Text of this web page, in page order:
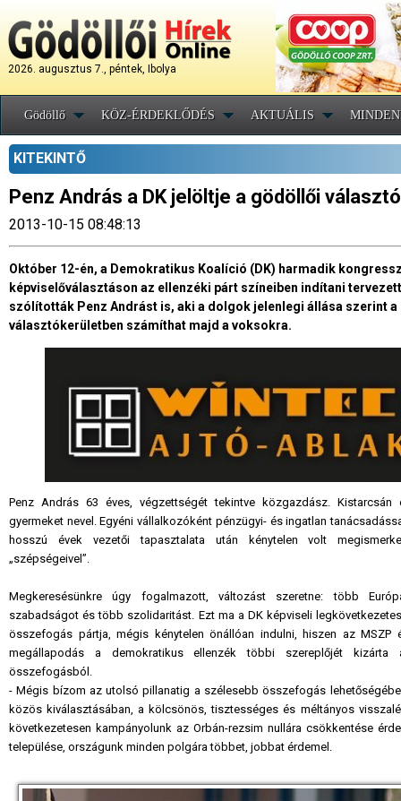
2026. augusztus 7., péntek, Ibolya
Gödöllő KÖZ-ÉRDEKLŐDÉS AKTUÁLIS
KITEKINTŐ
Penz András a DK jelöltje a gödöllői
2013-10-15 08:48:13
Október 12-én, a Demokratikus Koalíció (DK) harmadik
képviselőválasztáson az ellenzéki párt színeiben indítani
szólították Penz Andrást is, aki a dolgok jelenlegi állása szerint
választókerületben számíthat majd a voksokra.
Penz András 63 éves, végzettségét tekintve közgazdász.
gyermeket nevel. Egyéni vállalkozóként pénzügyi- és ingatlan
hosszú évek vezetői tapasztalata után kénytelen volt
„szépségeivel”.
Megkeresésünkre úgy fogalmazott, változást szeretne: több
szabadságot és több szolidaritást. Ezt ma a DK képviseli
összefogás pártja, mégis kénytelen önállóan indulni, hiszen az MSZP
megállapodás a demokratikus ellenzék többi szereplőjét kizárta
összefogásból.
- Mégis bízom az utolsó pillanatig a szélesebb összefogás
közös kiválasztásában, a kölcsönös, tisztességes és méltányos
következetesen kampányolunk az Orbán-rezsim nullára csökkentése
települése, országunk minden polgára többet, jobbat érdemel.